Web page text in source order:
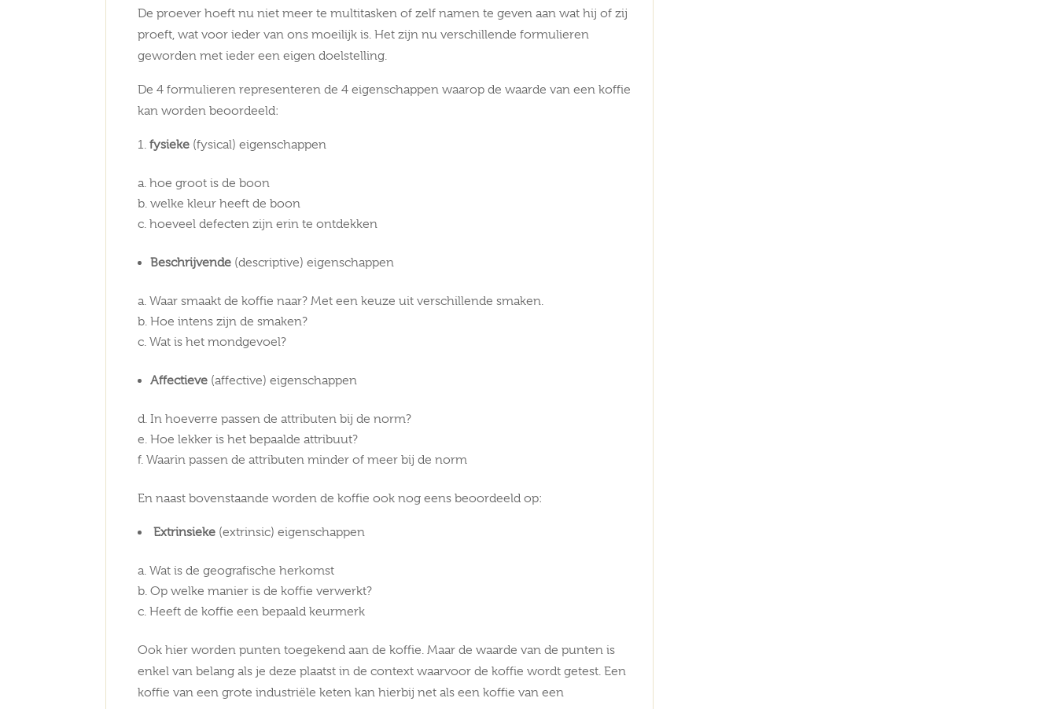
De proever hoeft nu niet meer te multitasken of zelf namen te geven aan wat hij of zij
proeft, wat voor ieder van ons moeilijk is. Het zijn nu verschillende formulieren
geworden met ieder een eigen doelstelling.
De 4 formulieren representeren de 4 eigenschappen waarop de waarde van een koffie
kan worden beoordeeld:
fysieke (fysical) eigenschappen
hoe groot is de boon
welke kleur heeft de boon
hoeveel defecten zijn erin te ontdekken
Beschrijvende (descriptive) eigenschappen
Waar smaakt de koffie naar? Met een keuze uit verschillende smaken.
Hoe intens zijn de smaken?
Wat is het mondgevoel?
Affectieve (affective) eigenschappen
In hoeverre passen de attributen bij de norm?
Hoe lekker is het bepaalde attribuut?
Waarin passen de attributen minder of meer bij de norm
En naast bovenstaande worden de koffie ook nog eens beoordeeld op:
Extrinsieke (extrinsic) eigenschappen
Wat is de geografische herkomst
Op welke manier is de koffie verwerkt?
Heeft de koffie een bepaald keurmerk
Ook hier worden punten toegekend aan de koffie. Maar de waarde van de punten is
enkel van belang als je deze plaatst in de context waarvoor de koffie wordt getest. Een
koffie van een grote industriële keten kan hierbij net als een koffie van een